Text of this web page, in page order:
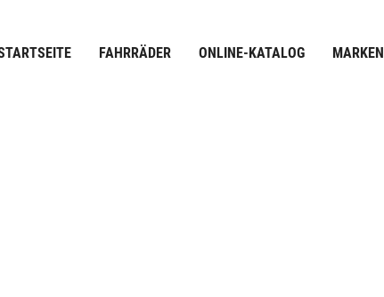
FAHRRÄDER ONLINE-KATALOG MARKEN